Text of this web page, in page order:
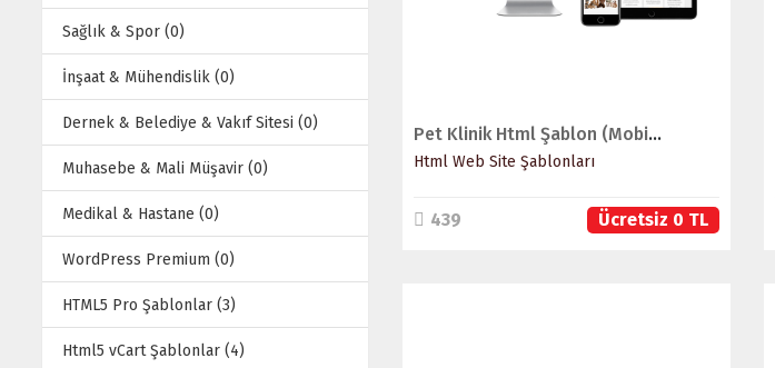
Sağlık & Spor (0)
İnşaat & Mühendislik (0)
Dernek & Belediye & Vakıf Sitesi (0)
Muhasebe & Mali Müşavir (0)
Medikal & Hastane (0)
WordPress Premium (0)
HTML5 Pro Şablonlar (3)
Html5 vCart Şablonlar (4)
Pet Klinik Html Şablon (Mobil Uyumlu Değildir)
Html Web Site Şablonları
439 Ücretsiz 0 TL